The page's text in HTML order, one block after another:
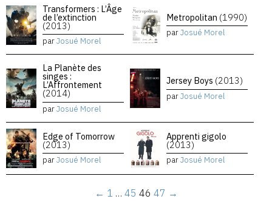
Transformers : L’Âge
de l’extinction
(2013)
parJosué Morel
Metropolitan (1990)
parJosué Morel
La Planète des
singes :
L’Affrontement
(2014)
parJosué Morel
Jersey Boys (2013)
parJosué Morel
Edge of Tomorrow
(2013)
parJosué Morel
Apprenti gigolo
(2013)
parJosué Morel
← 1 … 45 46 47 →